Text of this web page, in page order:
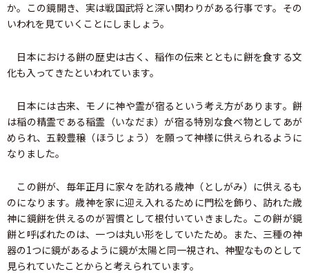
か。この鏡開き、実は戦国武将と深い関わりがある行事です。その
いわれを見ていくことにしましょう。
日本における餅の歴史は古く、稲作の伝来とともに餅を食する文
化も入ってきたといわれています。
日本には古来、モノに神や霊が宿るという考え方があります。餅
は稲の精霊である稲霊（いなだま）が宿る特別な食べ物としてあが
められ、五穀豊穣（ほうじょう）を願って神様に供えられるように
なりました。
この餅が、毎年正月に家々を訪れる歳神（としがみ）に供えるも
のになります。歳神を家に迎え入れるために門松を飾り、訪れた歳
神に鏡餅を供えるのが習慣として根付いていきました。この餅が鏡
餅と呼ばれたのは、一つは丸い形をしていたため。また、三種の神
器の1つに鏡があるように鏡が太陽と同一視され、神聖なものとして
見られていたことからと考えられています。